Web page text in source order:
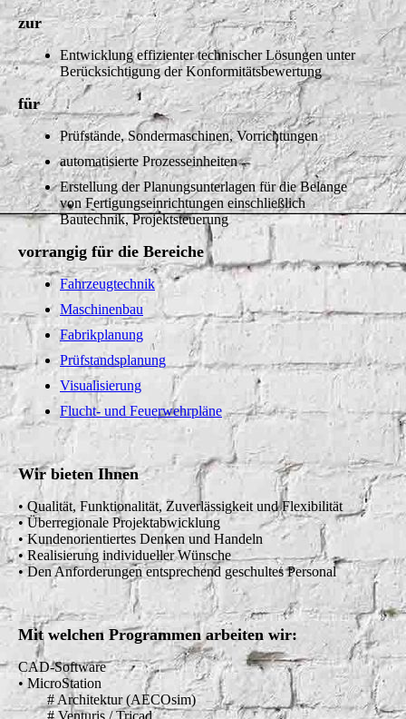
zur
Entwicklung effizienter technischer Lösungen unter
Berücksichtigung derKonformitätsbewertung
für
Prüfstände, Sondermaschinen, Vorrichtungen
automatisierte Prozesseinheiten
Erstellung der Planungsunterlagen für die Belange
von Fertigungseinrichtungen einschließlich
Bautechnik, Projektsteuerung
vorrangig für die Bereiche
Fahrzeugtechnik
Maschinenbau
Fabrikplanung
Prüfstandsplanung
Visualisierung
Flucht- und Feuerwehrpläne
Wir bieten Ihnen
• Qualität, Funktionalität, Zuverlässigkeit und Flexibilität
• Überregionale Projektabwicklung
• Kundenorientiertes Denken und Handeln
• Realisierung individueller Wünsche
• Den Anforderungen entsprechend geschultes Personal
Mit welchen Programmen arbeiten wir:
CAD-Software
• MicroStation
# Architektur (AECOsim)